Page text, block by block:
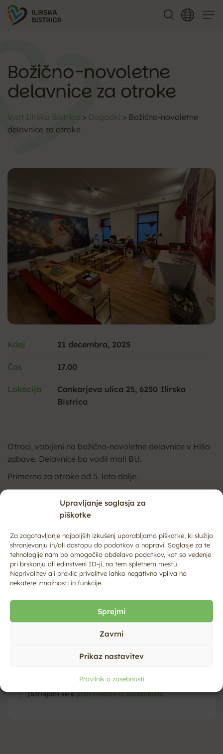
Upravljanje soglasja za
piškotke
Za zagotavljanje najboljših izkušenj uporabljamo piškotke, ki služijo
shranjevanju in/ali dostopu do podatkov o napravi. Soglasje za te
tehnologije nam bo omogočilo obdelavo podatkov, kot so vedenje
pri brskanju ali edinstveni ID-ji, na tem spletnem mestu.
Neprivolitev ali preklic privolitve lahko negativno vpliva na
nekatere zmožnosti in funkcije.
Sprejmi
Zavrni
Prikaz nastavitev
Pravilnik o zasebnosti
Božično-novoletne
delavnice za otroke
Visit Ilirska Bistrica > Dogodki > Božično-novoletne
delavnice za otroke
Kdaj 21 decembra, 2025
Čas 17.00
Lokacija
Cankarjeva ulica 25, 6250 Ilirska
Bistrica
Otroci, vabljeni na božično-novoletne delavnice v Hišo
zabave. Delavnice bo vodil mali BU.
Primerno za otroke od 5. leta dalje.
Zaželjene prijave na info@tic-ilbistrica.si ali 040 787
Subscribe to our
newsletter
Strinjam se spravilnikom o zasebnosti.